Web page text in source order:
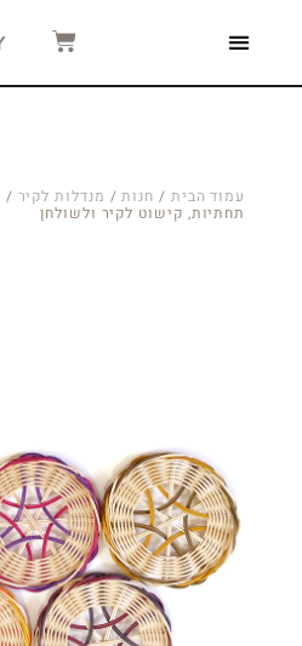
עמוד הבית / חנות/ מנדלות לקיר /
תחתיות, קישוט לקיר ולשולחן